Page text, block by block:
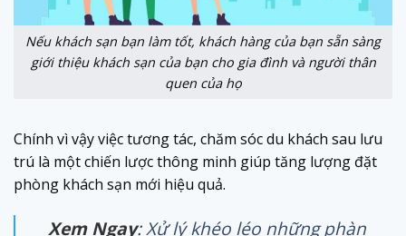
Nếu khách sạn bạn làm tốt, khách hàng của bạn sẵn sàng
giới thiệu khách sạn của bạn cho gia đình và người thân
quen của họ
Chính vì vậy việc tương tác, chăm sóc du khách sau lưu
trú là một chiến lược thông minh giúp tăng lượng đặt
phòng khách sạn mới hiệu quả.
Xem Ngay:Xử lý khéo léo những phàn